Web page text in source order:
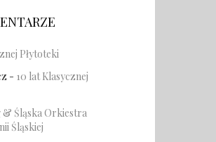
Płytoteki
- 10 lat Klasycznej
& Śląska Orkiestra
Śląskiej